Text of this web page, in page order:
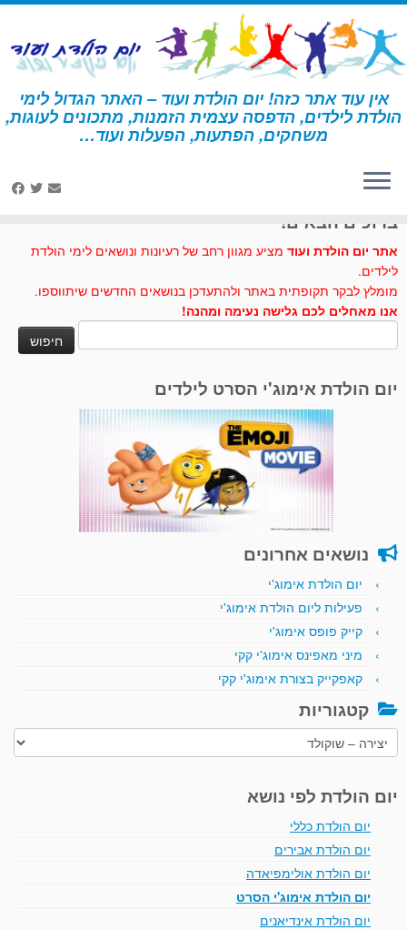
דלג
לתוכן
אין עוד אתר כזה! יום הולדת ועוד – האתר הגדול לימי
הולדת לילדים, הדפסה עצמית הזמנות, מתכונים לעוגות,
משחקים, הפתעות, הפעלות ועוד… דף הבית » שוקולד » יצירה – שוקולד
ברוכים הבאים!
אתר יום הולדת ועוד מציע מגוון רחב של רעיונות ונושאים לימי הולדת
לילדים.
מומלץ לבקר תקופתית באתר ולהתעדכן בנושאים החדשים שיתווספו.
אנו מאחלים לכם גלישה נעימה ומהנה!
יום הולדת אימוג'י הסרט לילדים
נושאים אחרונים
יום הולדת אימוג'י
פעילות ליום הולדת אימוג'י
קייק פופס אימוג'י
מיני מאפינס אימוג'י קקי
קאפקייק בצורת אימוג'י קקי
קטגוריות
קטגוריות
יום הולדת לפי נושא
יום הולדת כללי
יום הולדת אבירים
יום הולדת אולימפיאדה
יום הולדת אימוג'י הסרט
יום הולדת אינדיאנים